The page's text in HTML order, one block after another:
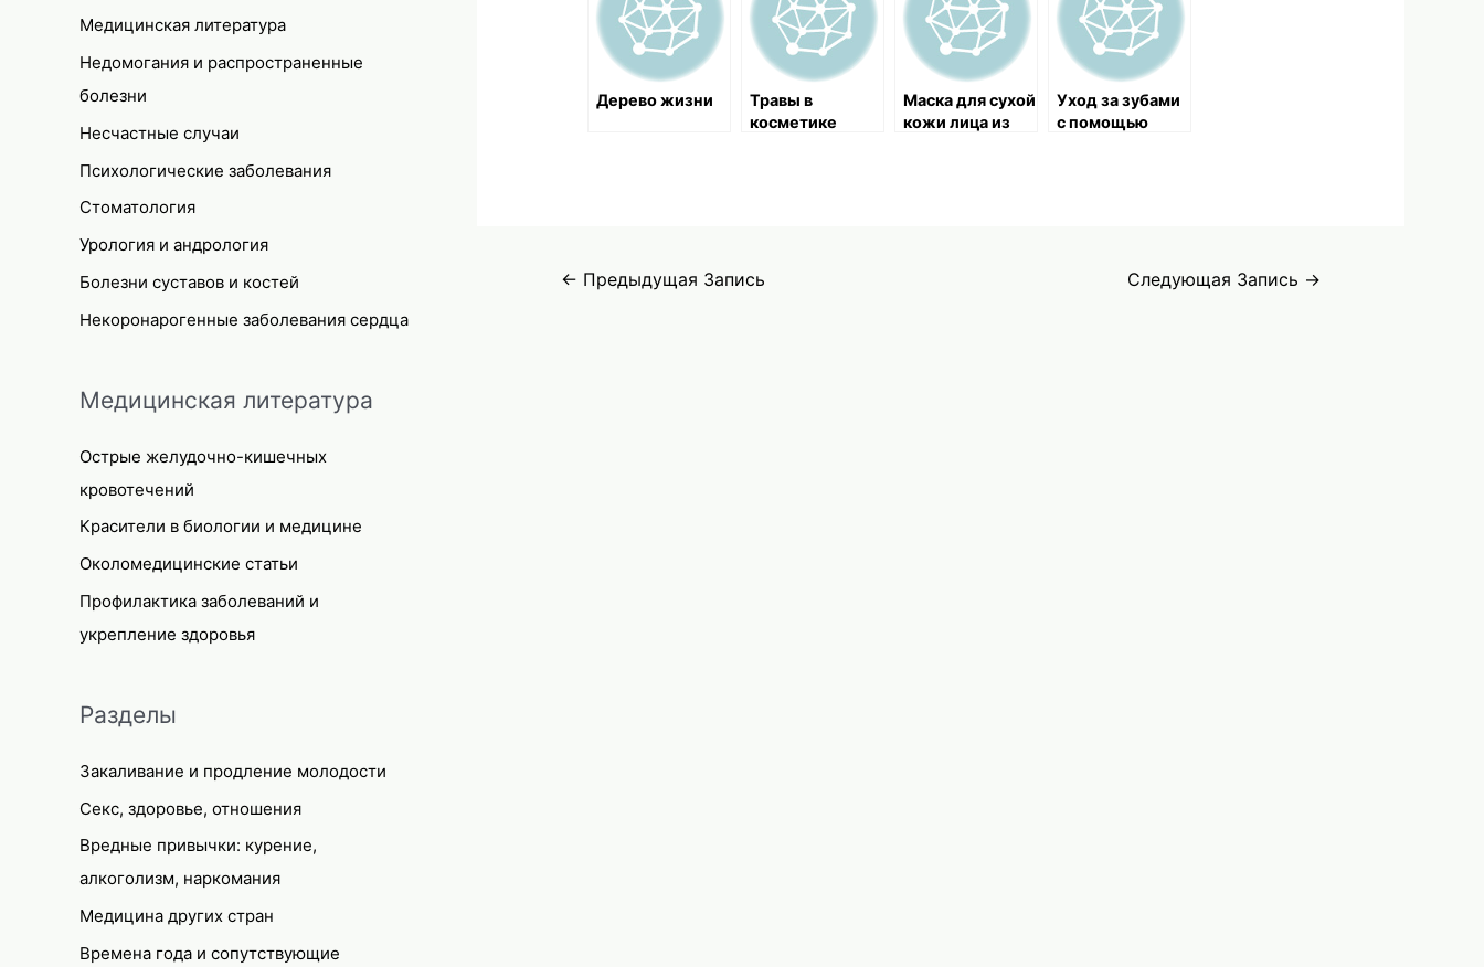
Медицинская литература
Недомогания и распространенные
болезни
Несчастные случаи
Психологические заболевания
Стоматология
Урология и андрология
Болезни суставов и костей
Некоронарогенные заболевания сердца
Медицинская литература
Острые желудочно-кишечных
кровотечений
Красители в биологии и медицине
Околомедицинские статьи
Профилактика заболеваний и
укрепление здоровья
Разделы
Закаливание и продление молодости
Секс, здоровье, отношения
Вредные привычки: курение,
алкоголизм, наркомания
Медицина других стран
Времена года и сопутствующие
Дерево жизни
Травы в
косметике
Маска для сухой
кожи лица из
Уход за зубами
с помощью
Навигация
← Предыдущая Запись Следующая Запись →